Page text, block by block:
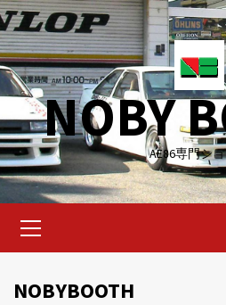
Skip
to
content
NOBY
AE86専門シ
Menu
NOBYBOOTH